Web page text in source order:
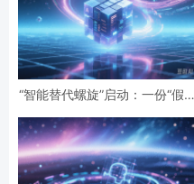
“智能替代螺旋”启动：一份“假设
经济通缩